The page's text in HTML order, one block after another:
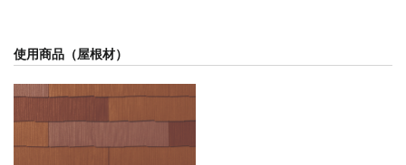
使用商品（屋根材）